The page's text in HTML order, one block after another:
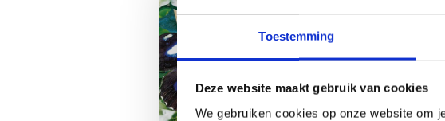
Toestemming
Deze website maakt gebruik van cookies
We gebruiken cookies op onze website om